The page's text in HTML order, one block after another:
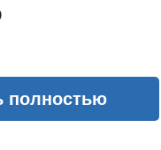
полностью